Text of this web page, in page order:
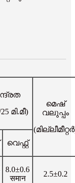
മി.മീ)
മെഷ്
വലുപ്പം
വെഫ്റ്റ്
8.0±0.6
समान
2.5±0.2